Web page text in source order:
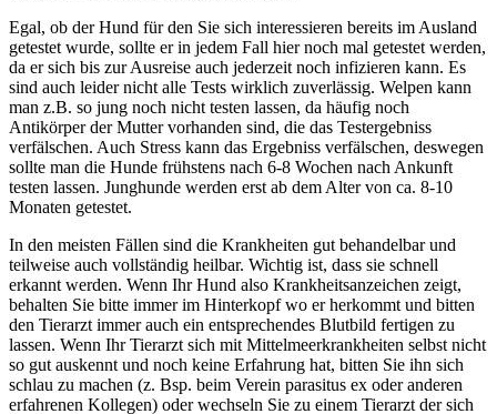
Egal, ob der Hund für den Sie sich interessieren bereits im Ausland
getestet wurde, sollte er in jedem Fall hier noch mal getestet werden,
da er sich bis zur Ausreise auch jederzeit noch infizieren kann. Es
sind auch leider nicht alle Tests wirklich zuverlässig. Welpen kann
man z.B. so jung noch nicht testen lassen, da häufig noch
Antikörper der Mutter vorhanden sind, die das Testergebniss
verfälschen. Auch Stress kann das Ergebniss verfälschen, deswegen
sollte man die Hunde frühstens nach 6-8 Wochen nach Ankunft
testen lassen. Junghunde werden erst ab dem Alter von ca. 8-10
Monaten getestet.
In den meisten Fällen sind die Krankheiten gut behandelbar und
teilweise auch vollständig heilbar. Wichtig ist, dass sie schnell
erkannt werden. Wenn Ihr Hund also Krankheitsanzeichen zeigt,
behalten Sie bitte immer im Hinterkopf wo er herkommt und bitten
den Tierarzt immer auch ein entsprechendes Blutbild fertigen zu
lassen. Wenn Ihr Tierarzt sich mit Mittelmeerkrankheiten selbst nicht
so gut auskennt und noch keine Erfahrung hat, bitten Sie ihn sich
schlau zu machen (z. Bsp. beim Verein parasitus ex oder anderen
erfahrenen Kollegen) oder wechseln Sie zu einem Tierarzt der sich